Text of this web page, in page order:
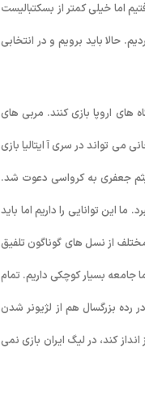
اما خیلی کمتر از بسکتبالیست
حالا باید برویم و در انتخابی
های اروپا بازی کنند. مربی های
می تواند در سری آ ایتالیا بازی
جعفری به کرواسی دعوت شد.
این توانایی را داریم اما باید
از نسل های گوناگون تلفیق
بسیار کوچکی داریم. تمام
معرفی کنیم. در رده بزرگسال هم از لژیونر شدن
و خوراک مناسب داشته باشد و بتواند خارج از کشور ماهیانه ۲ هزار دلار پس از انداز کند، در لیگ ایران بازی نمی